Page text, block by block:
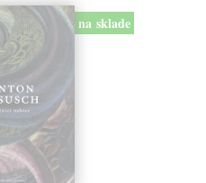
na sklade